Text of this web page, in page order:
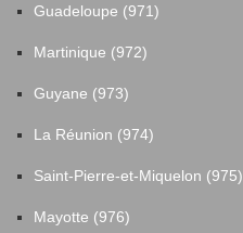
Guadeloupe (971)
Martinique (972)
Guyane (973)
La Réunion (974)
Saint-Pierre-et-Miquelon (975)
Mayotte (976)